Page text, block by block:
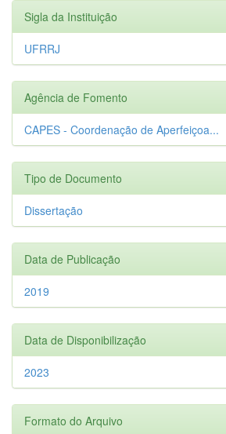
Sigla da Instituição
UFRRJ
Agência de Fomento
CAPES - Coordenação de Aperfeiçoa...
Tipo de Documento
Dissertação
Data de Publicação
2019
Data de Disponibilização
2023
Formato do Arquivo